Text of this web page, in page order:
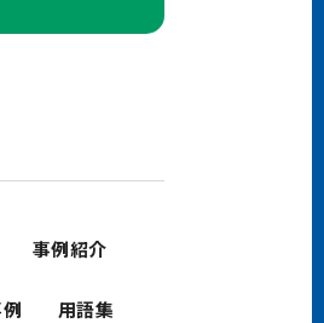
事例紹介
用語集